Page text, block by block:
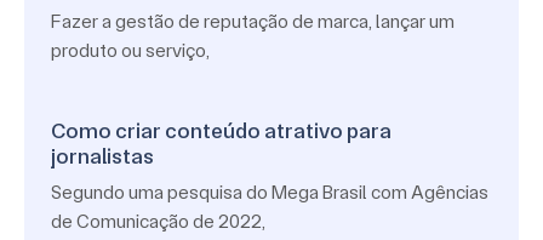
Fazer a gestão de reputação de marca, lançar um
produto ou serviço,
Como criar conteúdo atrativo para
jornalistas
Segundo uma pesquisa do Mega Brasil com Agências
de Comunicação de 2022,